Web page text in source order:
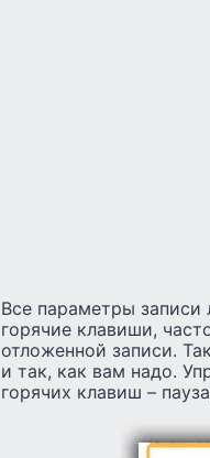
Все параметры записи
горячие клавиши,
отложенной записи.
и так, как вам надо.
горячих клавиш –